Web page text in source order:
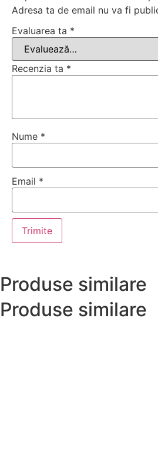
Adresa ta de email nu va fi
Evaluarea ta *
Recenzia ta *
Nume *
Email *
Produse similare
Produse similare